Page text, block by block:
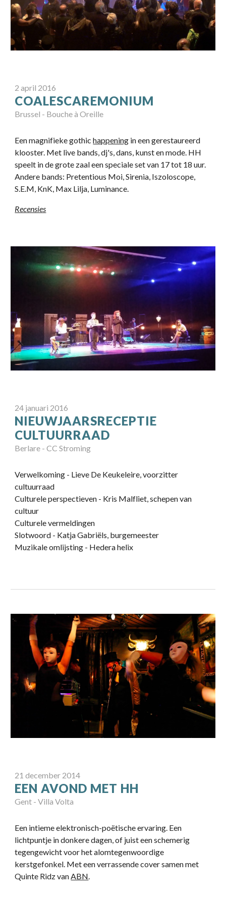
2 april 2016
COALESCAREMONIUM
Brussel - Bouche à Oreille
Een magnifieke gothichappening in een gerestaureerd
klooster. Met live bands, dj's, dans, kunst en mode. HH
speelt in de grote zaal een speciale set van 17 tot 18 uur.
Andere bands: Pretentious Moi, Sirenia, Iszoloscope,
S.E.M, KnK, Max Lilja, Luminance.
Recensies
24 januari 2016
NIEUWJAARSRECEPTIE
CULTUURRAAD
Berlare -CC Stroming
Verwelkoming - Lieve De Keukeleire, voorzitter
cultuurraad
Culturele perspectieven - Kris Malfliet, schepen van
cultuur
Culturele vermeldingen
Slotwoord - Katja Gabriëls, burgemeester
Muzikale omlijsting - Hedera helix
21december 2014
EEN AVOND MET HH
Gent -Villa Volta
Een intieme elektronisch-poëtische ervaring. Een
lichtpuntje in donkere dagen, of juist een schemerig
tegengewicht voor het alomtegenwoordige
kerstgefonkel. Met een verrassende cover samen met
Quinte Ridz vanABN.